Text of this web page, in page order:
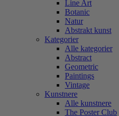
Line Art
Botanic
Natur
Abstrakt kunst
Kategorier
Alle kategorier
Abstract
Geometric
Paintings
Vintage
Kunstnere
Alle kunstnere
The Poster Club